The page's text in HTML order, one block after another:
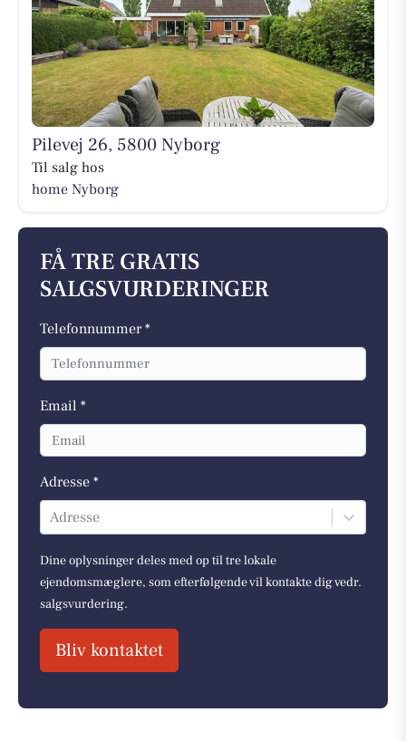
Pilevej 26, 5800 Nyborg
Til salg hos
home Nyborg
FÅ TRE GRATIS
SALGSVURDERINGER
Telefonnummer *
Email *
Adresse *
Adresse
Dine oplysninger deles med op til tre lokale
ejendomsmæglere, som efterfølgende vil kontakte dig vedr.
salgsvurdering.
Bliv kontaktet